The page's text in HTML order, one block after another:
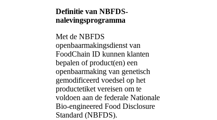
Definitie van NBFDS-
nalevingsprogramma
Met de NBFDS
openbaarmakingsdienst van
FoodChain ID kunnen klanten
bepalen of product(en) een
openbaarmaking van genetisch
gemodificeerd voedsel op het
productetiket vereisen om te
voldoen aan de federale Nationale
Bio-engineered Food Disclosure
Standard (NBFDS).